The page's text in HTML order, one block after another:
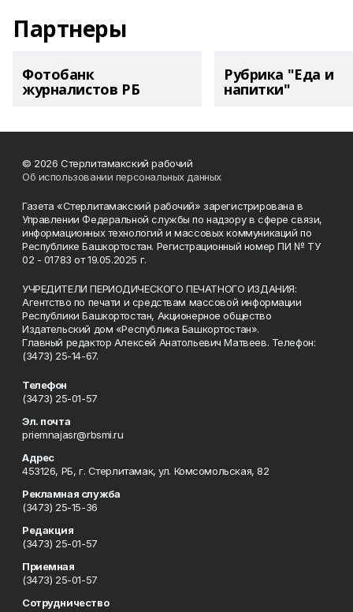
Партнеры
Фотобанк
журналистов РБ
Рубрика "Еда и
напитки"
© 2026 Стерлитамакский рабочий
Об использовании персональных данных
Газета «Стерлитамакский рабочий» зарегистрирована в
Управлении Федеральной службы по надзору в сфере связи,
информационных технологий и массовых коммуникаций по
Республике Башкортостан. Регистрационный номер ПИ № ТУ
02 - 01783 от 19.05.2025 г.
УЧРЕДИТЕЛИ ПЕРИОДИЧЕСКОГО ПЕЧАТНОГО ИЗДАНИЯ:
Агентство по печати и средствам массовой информации
Республики Башкортостан, Акционерное общество
Издательский дом «Республика Башкортостан».
Главный редактор Алексей Анатольевич Матвеев. Телефон:
(3473) 25-14-67.
Телефон
(3473) 25-01-57
Эл. почта
priemnajasr@rbsmi.ru
Адрес
453126, РБ, г. Стерлитамак, ул. Комсомольская, 82
Рекламная служба
(3473) 25-15-36
Редакция
(3473) 25-01-57
Приемная
(3473) 25-01-57
Сотрудничество